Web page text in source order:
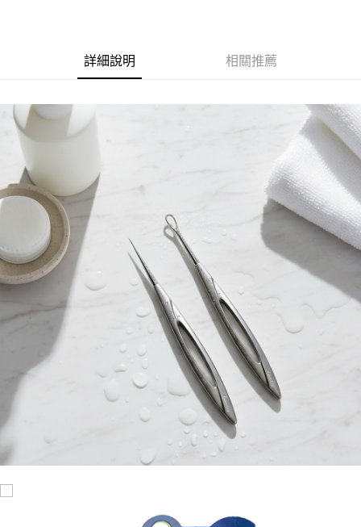
每筆NT$60，滿NT$599(含以上)免運費
每筆NT$60，滿NT$599(含以上)免運費
宅配
每筆NT$120，滿NT$1,999(含以上)免運費
詳細說明 相關推薦